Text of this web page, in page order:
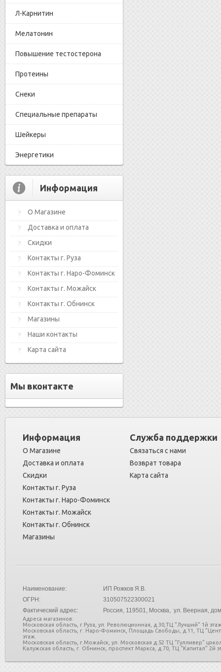
Л-Карнитин
Мелатонин
Повышение тестостерона
Протеины
Снеки
Специальные препараты
Шейкеры
Энергетики
Информация
О Магазине
Доставка и оплата
Скидки
Контакты г. Руза
Контакты г. Наро-Фоминск
Контакты г. Можайск
Контакты г. Обнинск
Магазины
Наши контакты
Карта сайта
Мы вконтакте
Информация
О Магазине
Доставка и оплата
Скидки
Контакты г. Руза
Контакты г. Наро-Фоминск
Контакты г. Можайск
Контакты г. Обнинск
Магазины
Служба поддержки
Связаться с нами
Возврат товара
Карта сайта
Наименование:
ИП Рожков Я.В.
ОГРН:
310507522300021
Фактический адрес:
Россия, 119501, Москва, ул. Веерная,
Адреса магазинов:
Московская область, г.Руза, ул. Революционная, д.30,ТЦ "Лучший" 1й
Московская область, г. Наро-Фоминск, Площадь Свободы, д.11, ТЦ
этаж.
Московская область, г.Можайск, ул. Московская д.52 ТЦ "Гулливер"
Калужская область, г. Обнинск, проспект Маркса, д.70, ТЦ "Капитал" 2й